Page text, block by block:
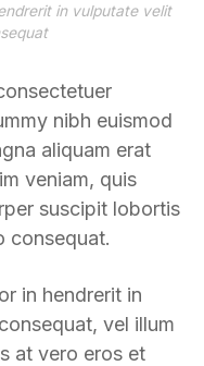
in vulputate velit
nibh euismod
aliquam erat
veniam, quis
suscipit lobortis
consequat.
in hendrerit in
vel illum
at vero eros et